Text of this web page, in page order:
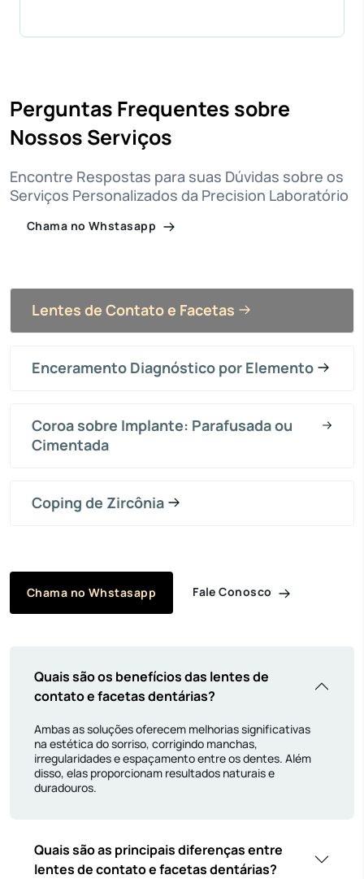
Perguntas Frequentes sobre
Nossos Serviços
Encontre Respostas para suas Dúvidas sobre os
Serviços Personalizados da Precision Laboratório
Chama no Whstasapp
Lentes de Contato e Facetas
Enceramento Diagnóstico por Elemento
Coroa sobre Implante: Parafusada ou
Cimentada
Coping de Zircônia
Chama no Whstasapp Fale Conosco
Quais são os benefícios das lentes de
contato e facetas dentárias?
Ambas as soluções oferecem melhorias significativas
na estética do sorriso, corrigindo manchas,
irregularidades e espaçamento entre os dentes. Além
disso, elas proporcionam resultados naturais e
duradouros.
Quais são as principais diferenças entre
lentes de contato e facetas dentárias?